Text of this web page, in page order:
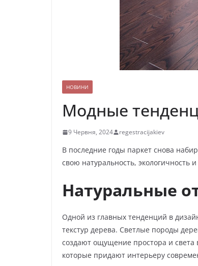
НОВИНИ
Модные
9 Червня, 2024 regestracijakiev
В последние годы паркет снова
свою натуральность, экологичность
Натуральные
Одной из главных тенденций в
текстур дерева. Светлые породы
создают ощущение простора и
которые придают интерьеру